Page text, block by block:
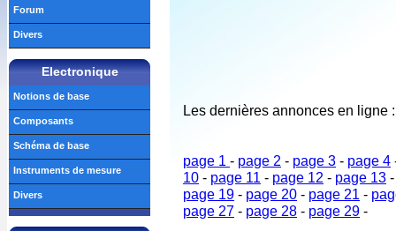
Les dernières annonces en ligne :
page 1 - page 2 - page 3 - page 4
10 - page 11 - page 12 - page 13
page 19 - page 20 - page 21 -
page 27 - page 28 - page 29 -
Forum
Divers
Electronique
Notions de base
Composants
Schéma de base
Instruments de mesure
Divers